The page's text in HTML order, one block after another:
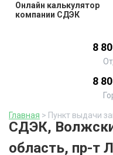
Онлайн калькулятор
компании СДЭК
8
8
Главная > Пункт выдачи
СДЭК,
область, пр-т